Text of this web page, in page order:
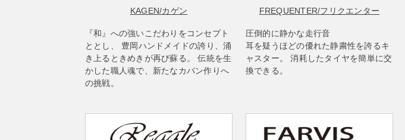
KAGEN/カゲン
『和』への強いこだわりをコンセプト
ととし、 豊岡ハンドメイドの誇り、涌
き上るときめきが再び蘇る。 伝統を生
かした職人魂で、新たなカバン作りへ
の挑戦。
FREQUENTER/フリクエンター
圧倒的に静かな走行音
耳を疑うほどの優れた静粛性を誇るキ
ャスター。 消耗したタイヤを簡単に交
換できる。